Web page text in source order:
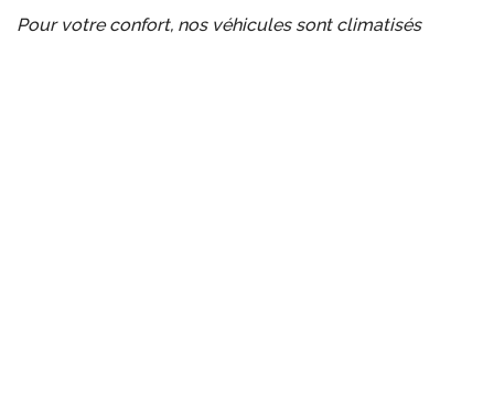
Pour votre confort, nos véhicules sont climatisés